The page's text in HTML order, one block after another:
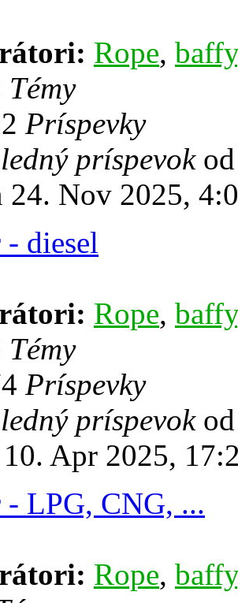
Rope, baffy
Témy
Príspevky
príspevok
24. Nov 2025,
diesel
Rope, baffy
Témy
Príspevky
príspevok
Apr 2025,
LPG, CNG, ...
Rope, baffy